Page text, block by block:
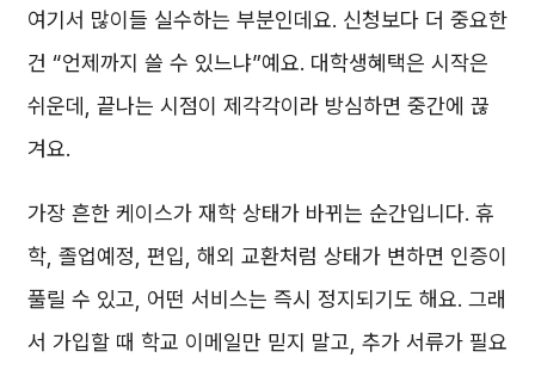
여기서 많이들 실수하는 부분인데요. 신청보다 더 중요한
건 “언제까지 쓸 수 있느냐”예요. 대학생혜택은 시작은
쉬운데, 끝나는 시점이 제각각이라 방심하면 중간에 끊
겨요.
가장 흔한 케이스가 재학 상태가 바뀌는 순간입니다. 휴
학, 졸업예정, 편입, 해외 교환처럼 상태가 변하면 인증이
풀릴 수 있고, 어떤 서비스는 즉시 정지되기도 해요. 그래
서 가입할 때 학교 이메일만 믿지 말고, 추가 서류가 필요